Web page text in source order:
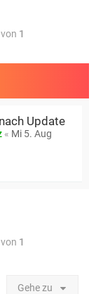
von 1
Update
« Mi 5. Aug
von 1
Gehe zu